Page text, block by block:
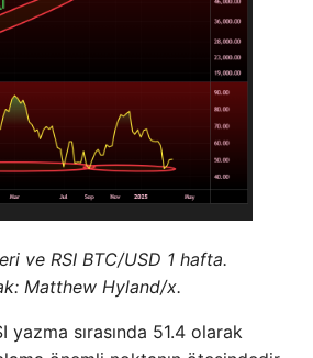
ve RSI BTC/USD 1 hafta.
Matthew Hyland/x.
yazma sırasında 51.4 olarak